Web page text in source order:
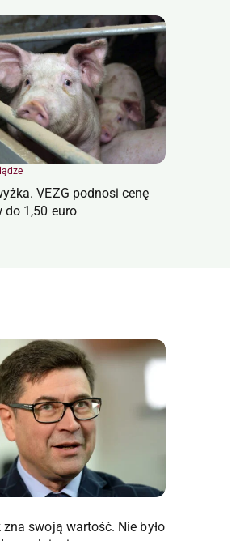
VEZG podnosi cenę
do 1,50 euro
zna swoją wartość. Nie było